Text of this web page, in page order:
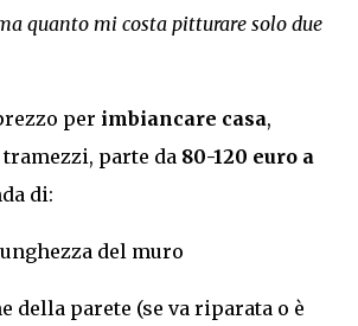
quanto mi costa pitturare solo due
per imbiancare casa,
parte da 80-120 euro a
di:
del muro
della parete (se va riparata o è